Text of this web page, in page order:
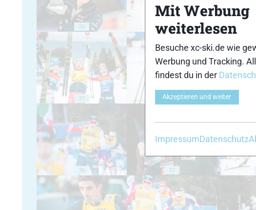
26 27
31 32
36 37
Mit Werbung
weiterlesen
Besuche xc-ski.de wie
Werbung und Tracking.
findest du in der
Akzeptieren und weiter
ImpressumDatenschutz